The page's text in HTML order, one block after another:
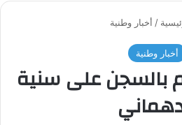
/ أخبار وطنية
أخبار وطنية
بالسجن على سنية